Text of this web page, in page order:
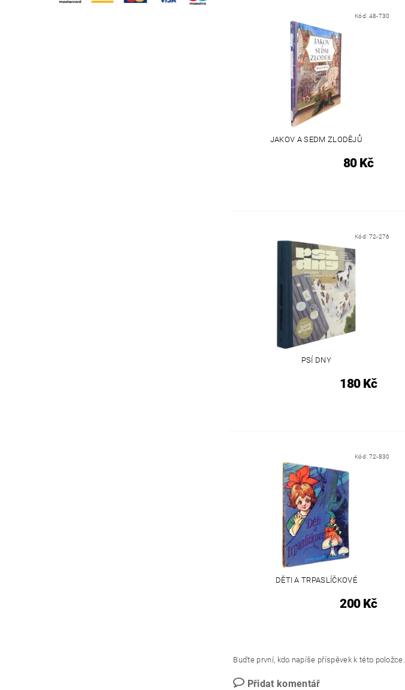
Kód: 48-730
JAKOV A SEDM ZLODĚJŮ
80 Kč
Kód: 72-276
PSÍ DNY
180 Kč
Kód: 72-830
DĚTI A TRPASLÍČKOVÉ
200 Kč
Buďte první, kdo napíše příspěvek k této položce.
Přidat komentář